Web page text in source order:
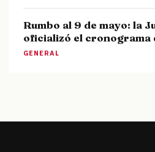
Rumbo al 9 de mayo: la
oficializó el cronograma
GENERAL